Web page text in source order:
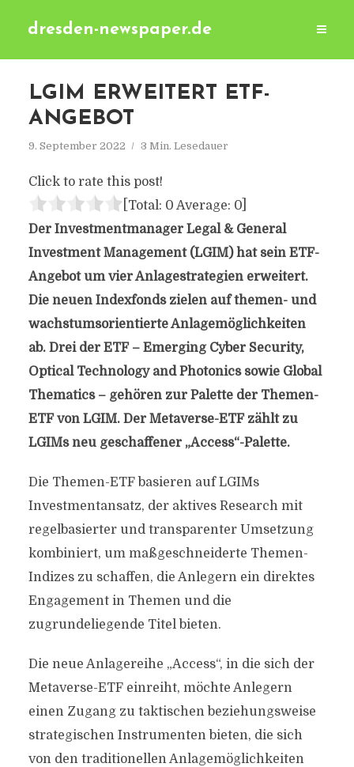
dresden-newspaper.de
LGIM ERWEITERT ETF-
ANGEBOT
9. September 2022 3 Min. Lesedauer
Click to rate this post!
[Total: 0 Average: 0]
Der Investmentmanager Legal & General
Investment Management (LGIM) hat sein ETF-
Angebot um vier Anlagestrategien erweitert.
Die neuen Indexfonds zielen auf themen- und
wachstumsorientierte Anlagemöglichkeiten
ab. Drei der ETF – Emerging Cyber Security,
Optical Technology and Photonics sowie Global
Thematics – gehören zur Palette der Themen-
ETF von LGIM. Der Metaverse-ETF zählt zu
LGIMs neu geschaffener „Access“-Palette.
Die Themen-ETF basieren auf LGIMs
Investmentansatz, der aktives Research mit
regelbasierter und transparenter Umsetzung
kombiniert, um maßgeschneiderte Themen-
Indizes zu schaffen, die Anlegern ein direktes
Engagement in Themen und die
zugrundeliegende Titel bieten.
Die neue Anlagereihe „Access“, in die sich der
Metaverse-ETF einreiht, möchte Anlegern
einen Zugang zu taktischen beziehungsweise
strategischen Instrumenten bieten, die sich
von den traditionellen Anlagemöglichkeiten